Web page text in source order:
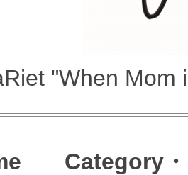
"When Mom
Category